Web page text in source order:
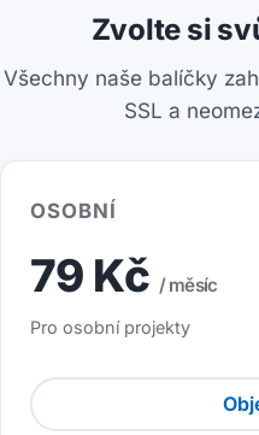
Zvolte si
Všechny naše balíčky
SSL a
OSOBNÍ
79 Kč / měsíc
Pro osobní projekty